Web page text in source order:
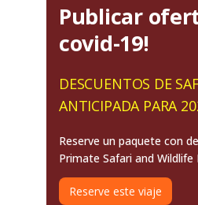
Publicar
covid-19!
DESCUENTOS DE
ANTICIPADA PARA
Reserve un paquete con
Primate Safari and
Reserve este viaje